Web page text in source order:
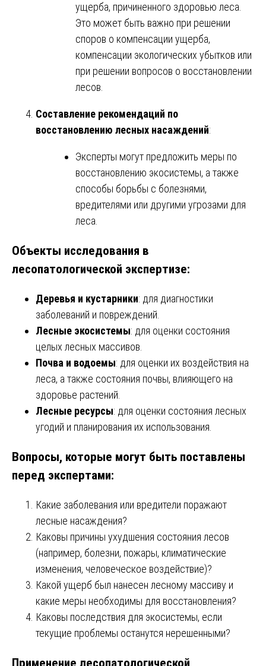
ущерба, причиненного здоровью леса.
Это может быть важно при решении
споров о компенсации ущерба,
компенсации экологических убытков или
при решении вопросов о восстановлении
лесов.
Составление рекомендаций по
восстановлению лесных насаждений:
Эксперты могут предложить меры по
восстановлению экосистемы, а также
способы борьбы с болезнями,
вредителями или другими угрозами для
леса.
Объекты исследования в
лесопатологической экспертизе:
Деревья и кустарники: для диагностики
заболеваний и повреждений.
Лесные экосистемы: для оценки состояния
целых лесных массивов.
Почва и водоемы: для оценки их воздействия на
леса, а также состояния почвы, влияющего на
здоровье растений.
Лесные ресурсы: для оценки состояния лесных
угодий и планирования их использования.
Вопросы, которые могут быть поставлены
перед экспертами:
Какие заболевания или вредители поражают
лесные насаждения?
Каковы причины ухудшения состояния лесов
(например, болезни, пожары, климатические
изменения, человеческое воздействие)?
Какой ущерб был нанесен лесному массиву и
какие меры необходимы для восстановления?
Каковы последствия для экосистемы, если
текущие проблемы останутся нерешенными?
Применение лесопатологической